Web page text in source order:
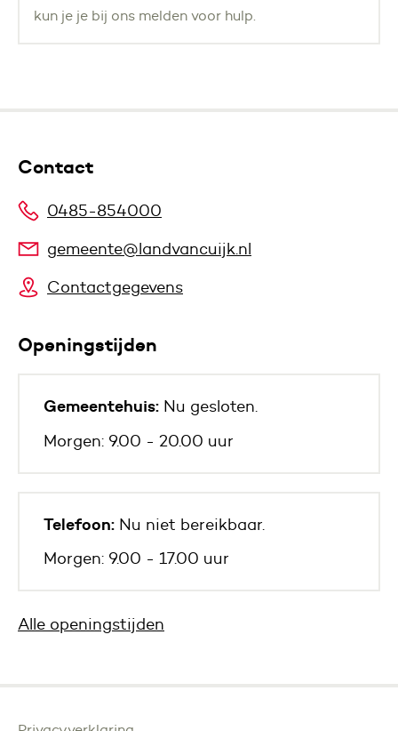
kun je je bij ons melden voor hulp.
Contact
0485-854000
gemeente@landvancuijk.nl
Contactgegevens
Openingstijden
Gemeentehuis: Nu gesloten.
Morgen: 9.00 - 20.00 uur
Telefoon: Nu niet bereikbaar.
Morgen: 9.00 - 17.00 uur
Alle openingstijden